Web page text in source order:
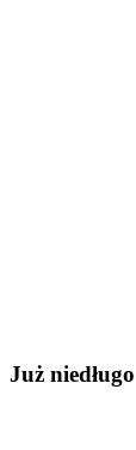
Już niedługo